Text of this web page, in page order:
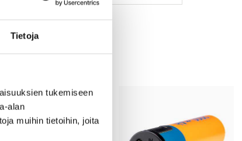
Tietoja
tukemiseen
alan
muihin tietoihin, joita